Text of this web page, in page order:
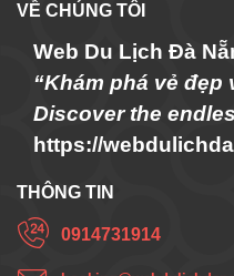
VỀ CHÚNG TÔI
Web Du Lịch Đà
“Khám phá vẻ đẹp
Discover the
https://
THÔNG TIN
0914731914